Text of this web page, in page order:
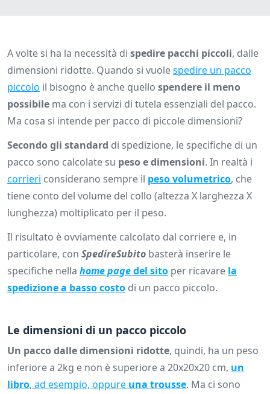
A volte si ha la necessità di spedire pacchi piccoli, dalle
dimensioni ridotte. Quando si vuolespedire un pacco
piccolo il bisogno è anche quello spendere il meno
possibile ma con i servizi di tutela essenziali del pacco.
Ma cosa si intende per pacco di piccole dimensioni?
Secondo gli standard di spedizione, le specifiche di un
pacco sono calcolate su peso e dimensioni. In realtà i
corrieri considerano sempre il peso volumetrico, che
tiene conto del volume del collo (altezza X larghezza X
lunghezza) moltiplicato per il peso.
Il risultato è ovviamente calcolato dal corriere e, in
particolare, con SpedireSubito basterà inserire le
specifiche nella home pagedel sito per ricavare la
spedizione a basso costo di un pacco piccolo.
Le dimensioni di un pacco piccolo
Un pacco dalle dimensioni ridotte, quindi, ha un peso
inferiore a 2kg e non è superiore a 20x20x20 cm, un
libro, ad esempio, oppure una trousse. Ma ci sono